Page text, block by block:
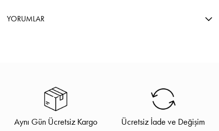
YORUMLAR
Aynı Gün Ücretsiz Kargo Ücretsiz İade ve Değişim